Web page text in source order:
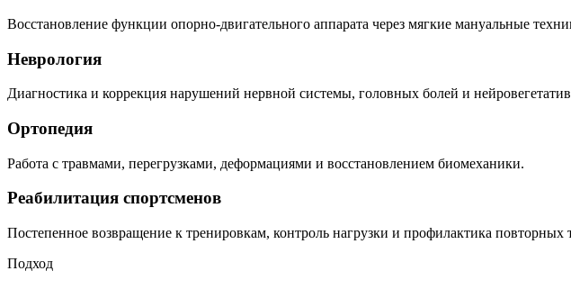
Восстановление функции опорно-двигательного аппарата через мягкие мануальные
Неврология
Диагностика и коррекция нарушений нервной системы, головных болей и
Ортопедия
Работа с травмами, перегрузками, деформациями и восстановлением биомеханики.
Реабилитация спортсменов
Постепенное возвращение к тренировкам, контроль нагрузки и профилактика повторных
Подход